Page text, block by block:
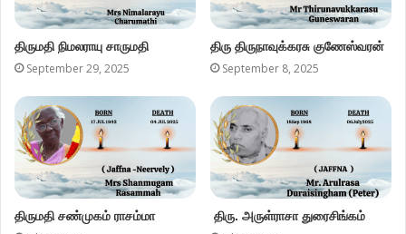
திருமதி நிமலராயு சாருமதி
September 29, 2025
திரு திருநாவுக்கரசு குணேஸ்வரன்
September 8, 2025
திருமதி சண்முகம் ராசம்மா திரு. அருள்ராசா துரைசிங்கம்